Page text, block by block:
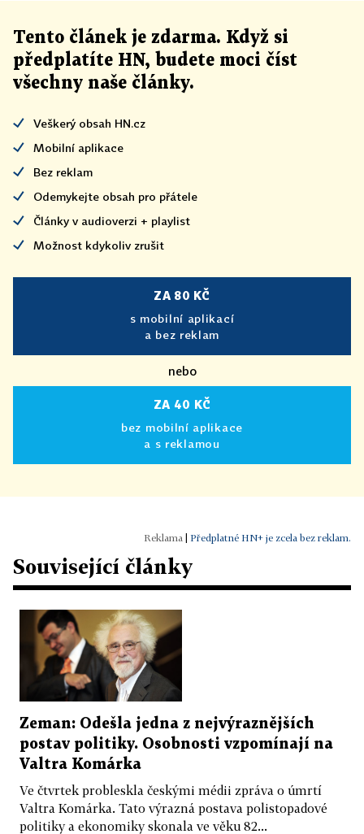
Tento článek je zdarma. Když si
předplatíte HN, budete moci číst
všechny naše články.
Veškerý obsah HN.cz
Mobilní aplikace
Bez reklam
Odemykejte obsah pro přátele
Články v audioverzi + playlist
Možnost kdykoliv zrušit
ZA 80 KČ
s mobilní aplikací
a bez reklam
nebo
ZA 40 KČ
bez mobilní aplikace
a s reklamou
Předplatné HN+ je zcela bez reklam.
Související články
Zeman: Odešla jedna z nejvýraznějších
postav politiky. Osobnosti vzpomínají na
Valtra Komárka
Ve čtvrtek probleskla českými médii zpráva o úmrtí
Valtra Komárka. Tato výrazná postava polistopadové
politiky a ekonomiky skonala ve věku 82...